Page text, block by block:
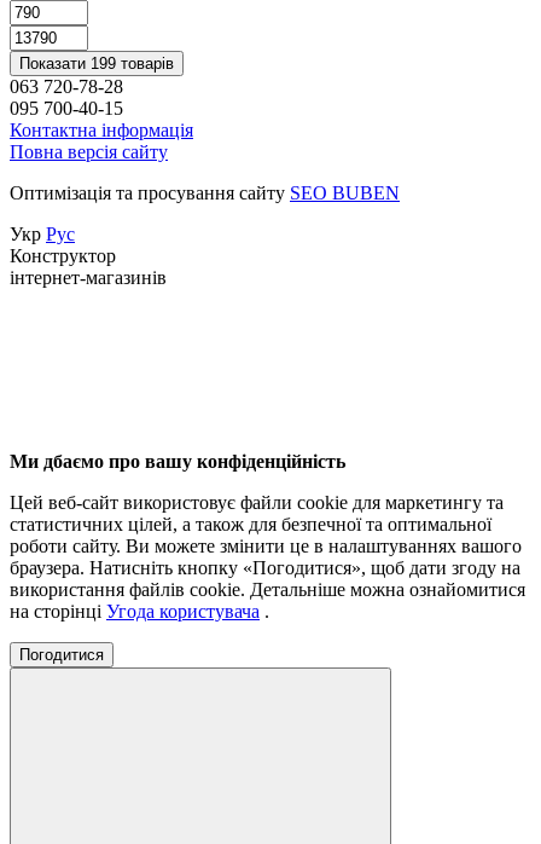
Показати 199 товарів
063 720-78-28
095 700-40-15
Контактна інформація
Повна версія сайту
Оптимізація та просування сайту SEO BUBEN
Укр Рус
Конструктор
інтернет-магазинів
Ми дбаємо про вашу конфіденційність
Цей веб-сайт використовує файли cookie для маркетингу та
статистичних цілей, а також для безпечної та оптимальної
роботи сайту. Ви можете змінити це в налаштуваннях вашого
браузера. Натисніть кнопку «Погодитися», щоб дати згоду на
використання файлів cookie. Детальніше можна ознайомитися
на сторінці Угода користувача .
Погодитися